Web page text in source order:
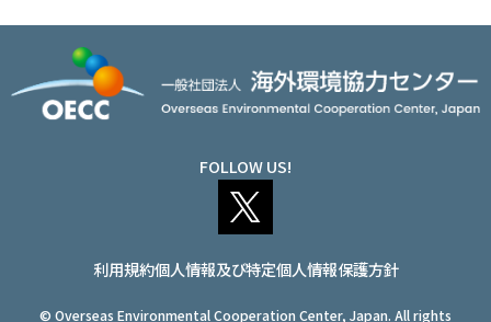
FOLLOW US!
利用規約個人情報及び特定個人情報保護方針
© Overseas Environmental Cooperation Center, Japan. All rights